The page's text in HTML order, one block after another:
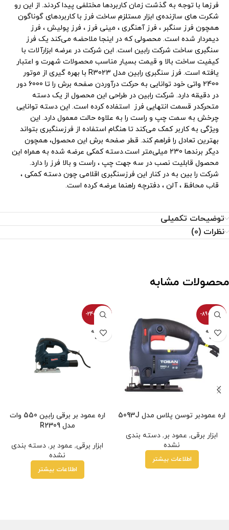
فرز‌‌ها با توجه به گذشت زمان کاربردها مختلفی پیدا کردند. از این رو
شکرت های سازنده‌ی ابزار مستلزم ساخت فرز با کاربردهای گوناگون
همچون فرز سنگبر ، فرز آهنگری ، مینی فرز ، فرز پولیش ، فرز
دیمردار شده است. محصولی که در اینجا ملاحضه می‌کند یک فرز
سنگبری ساخت شرکت رابین است. این شرکت در عرضه ابزارآلات با
کیفیت ساخت بالا و قیمت بسیار مناسب محصولات شهرت و اعتبار
یافته است. فرز سنگبری رابین مدل R3023 با بهره گیری از موتور
2400 واتی خود توانایی به حرکت درآوردن صفحه برش را تا 6000 دور
در دقیقه دارد. شرکت رابین در طراحی این محصول از یک دسته
متحرکدر قسمت انتهایی فرز استفاده کرده است. این دسته توانایی
چرخش به سمت چپ و راست را به علاوه حالت معمول دارد. این
ویژگی به کاربر کمک می‌کند تا هنگام استفاده از فرزسنگبری بتواند
بهترین تعادل را فراهم کند. قطر صفحه برش این محصول، همچون
دیگر برندها 230 میلی‌متر است.دسته کمکی عرضه شده به همراه این
محصول قابلیت نصب در سه جهت چپ ، راست و بالا فرز را دارد.
شرکت را بین به در کنار این فرزسنگبری اقلامی چون دسته کمکی ،
قاب محافظ ، آلن ، دفترچه راهنما عرضه کرده است.
توضیحات تکمیلی
نظرات (0)
محصولات مشابه
-8900100%
فروخته
شده
اره عمودبر توسن پلاس مدل 5093J
ابزار برقی, عمود بر, دسته بندی
نشده
اطلاعات بیشتر
-2400100%
فروخته
شده
اره عمود بر برقی رابین 550 وات
مدل R2309‎
ابزار برقی, عمود بر, دسته بندی
نشده
اطلاعات بیشتر